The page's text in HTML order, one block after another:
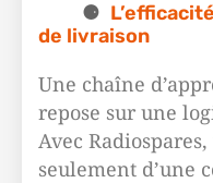
de livraison
Une chaîne
repose sur une
Avec
seulement d’une